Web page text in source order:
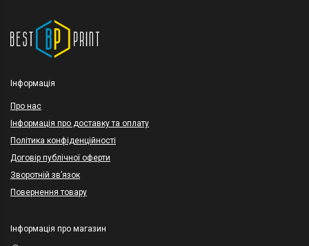
Інформація
Про нас
Інформація про доставку та оплату
Політика конфіденційності
Договір публічної оферти
Зворотній зв’язок
Повернення товару
Інформація про магазин